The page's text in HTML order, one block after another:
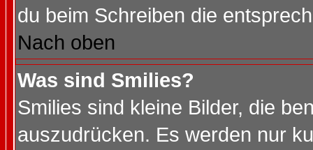
du beim Schreiben die
Nach oben
Was sind Smilies?
Smilies sind kleine Bilder, die
auszudrücken. Es werden nur